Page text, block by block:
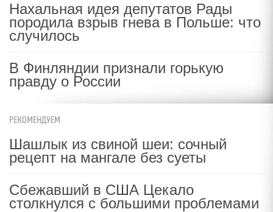
Нахальная идея депутатов Рады
породила взрыв гнева в Польше: что
случилось
В Финляндии признали горькую
правду о России
РЕКОМЕНДУЕМ
Шашлык из свиной шеи: сочный
рецепт на мангале без суеты
Сбежавший в США Цекало
столкнулся с большими проблемами